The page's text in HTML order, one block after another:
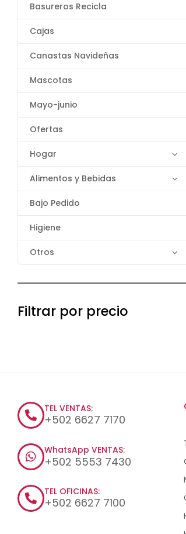
Basureros Recicla
Cajas
Canastas Navideñas
Mascotas
Mayo-junio
Ofertas
Hogar
Alimentos y Bebidas
Bajo Pedido
Higiene
Otros
Filtrar por precio
TEL VENTAS:
+502 6627 7170
WhatsApp VENTAS:
+502 5553 7430
TEL OFICINAS:
+502 6627 7100